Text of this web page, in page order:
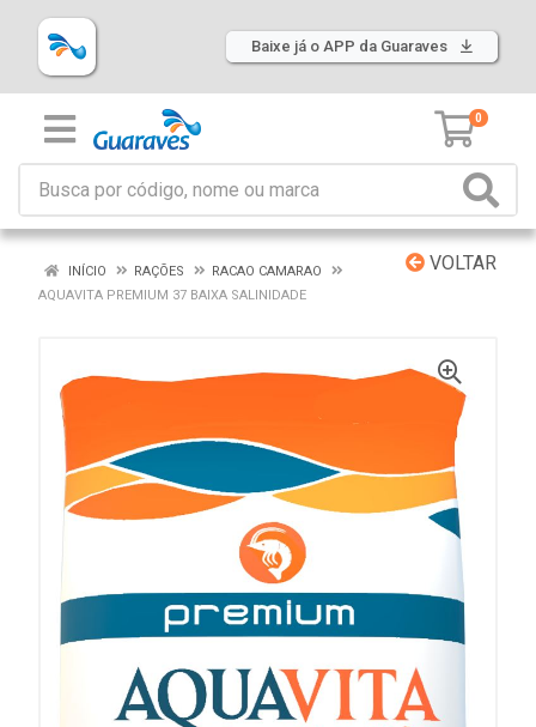
Baixe já o APP da Guaraves
0
VOLTAR
INÍCIO RAÇÕES
RACAO CAMARAO
AQUAVITA PREMIUM 37 BAIXA SALINIDADE